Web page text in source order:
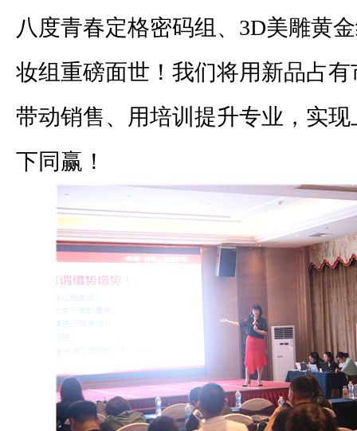
八度青春定格密码组、3D美雕黄
妆组重磅面世！我们将用新品占
带动销售、用培训提升专业，实
下同赢！